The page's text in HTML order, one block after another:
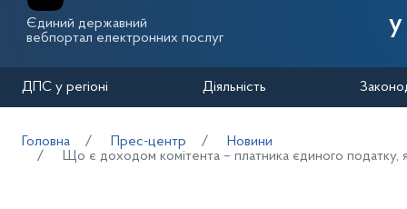
Єдиний державний
вебпортал електронних послуг
ДПС у регіоні Діяльність
Головна Прес-центр
Новини
Що є доходом комітента – платника єдиного податку,